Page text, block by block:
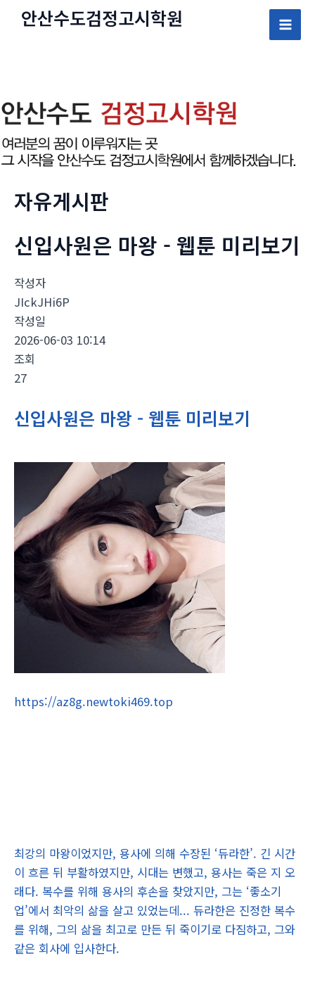
너
뛰
기
안산수도검정고시학원
Main
자유게시판
신입사원은 마왕 - 웹툰 미리보기
작성자
JIckJHi6P
작성일
2026-06-03 10:14
조회
27
신입사원은 마왕 - 웹툰 미리보기
https://az8g.newtoki469.top
최강의 마왕이었지만, 용사에 의해 수장된 ‘듀라한’. 긴 시간
이 흐른 뒤 부활하였지만, 시대는 변했고, 용사는 죽은 지 오
래다. 복수를 위해 용사의 후손을 찾았지만, 그는 ‘좋소기
업’에서 최악의 삶을 살고 있었는데... 듀라한은 진정한 복수
를 위해, 그의 삶을 최고로 만든 뒤 죽이기로 다짐하고, 그와
같은 회사에 입사한다.